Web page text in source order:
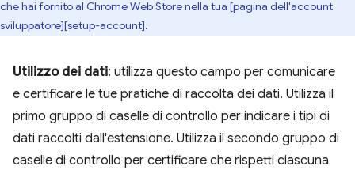
che hai fornito al Chrome Web Store nella tua [pagina dell'account
sviluppatore][setup-account].
Utilizzo dei dati: utilizza questo campo per comunicare
e certificare le tue pratiche di raccolta dei dati. Utilizza il
primo gruppo di caselle di controllo per indicare i tipi di
dati raccolti dall'estensione. Utilizza il secondo gruppo di
caselle di controllo per certificare che rispetti ciascuna